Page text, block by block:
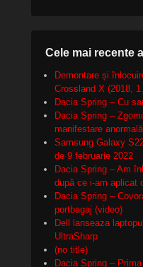
Cele mai recente
Demontare și
Crossland X (2018,
Dacia Spring – Cu
Dacia Spring –
manifestare
Samsung Galaxy
de 9 februarie 2022
Dacia Spring – Am
după ce i-am aplicat
Dacia Spring –
portbagaj (video)
Dell lanseaza
UltraSharp
(no title)
Dacia Spring –